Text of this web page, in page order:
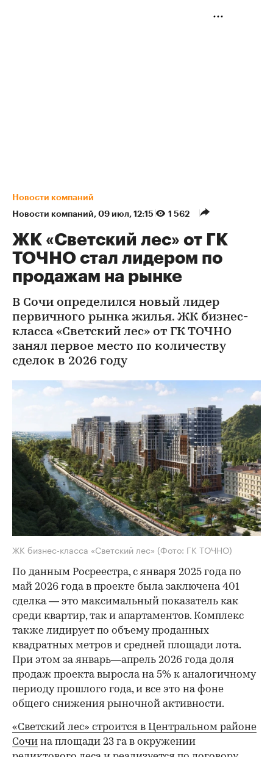
Новости компаний
Новости компаний⁠, 09 июл, 12:15 1 562
ЖК «Светский лес» от ГК
ТОЧНО стал лидером по
продажам на рынке
В Сочи определился новый лидер
первичного рынка жилья. ЖК бизнес-
класса «Светский лес» от ГК ТОЧНО
занял первое место по количеству
сделок в 2026 году
ЖК бизнес-класса «Светский лес» (Фото: ГК ТОЧНО)
По данным Росреестра, с января 2025 года по
май 2026 года в проекте была заключена 401
сделка — это максимальный показатель как
среди квартир, так и апартаментов. Комплекс
также лидирует по объему проданных
квадратных метров и средней площади лота.
При этом за январь—апрель 2026 года доля
продаж проекта выросла на 5% к аналогичному
периоду прошлого года, и все это на фоне
общего снижения рыночной активности.
«Светский лес» строится в Центральном районе
Сочи на площади 23 га в окружении